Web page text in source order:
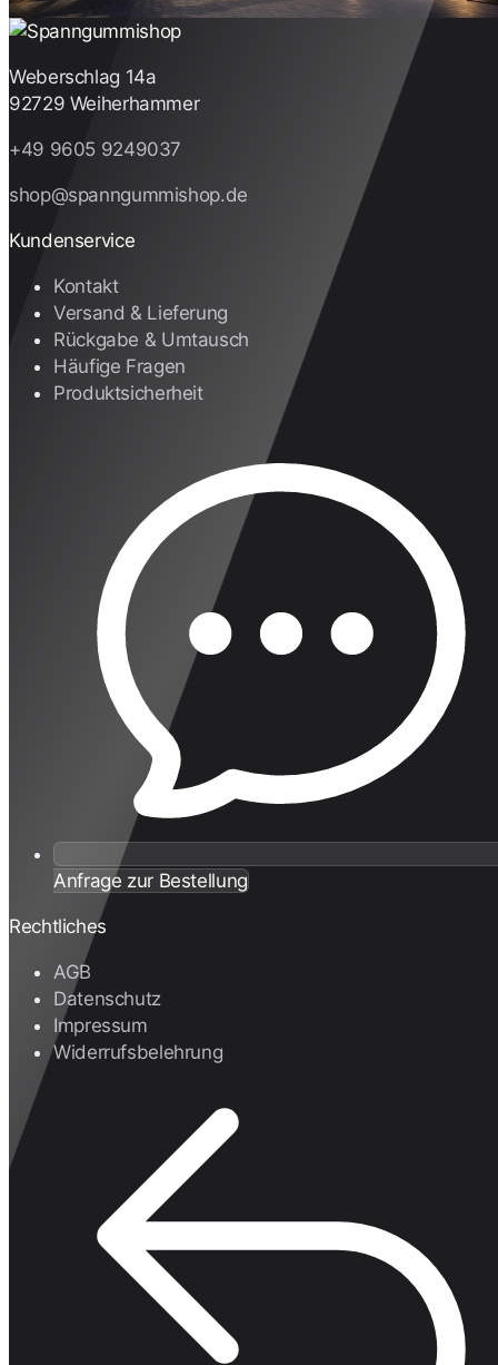
Weberschlag 14a
92729 Weiherhammer
+49 9605 9249037
shop@spanngummishop.de
Kundenservice
Kontakt
Versand & Lieferung
Rückgabe & Umtausch
Häufige Fragen
Produktsicherheit
Anfrage zur Bestellung
Rechtliches
AGB
Datenschutz
Impressum
Widerrufsbelehrung